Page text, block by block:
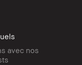
avec nos